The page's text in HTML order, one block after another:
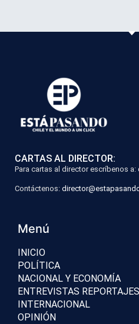
CARTAS AL DIRECTOR:
Para cartas al director escríbenos a:
Contáctenos:
Menú
INICIO
POLÍTICA
NACIONAL Y ECONOMÍA
ENTREVISTAS
INTERNACIONAL
OPINIÓN